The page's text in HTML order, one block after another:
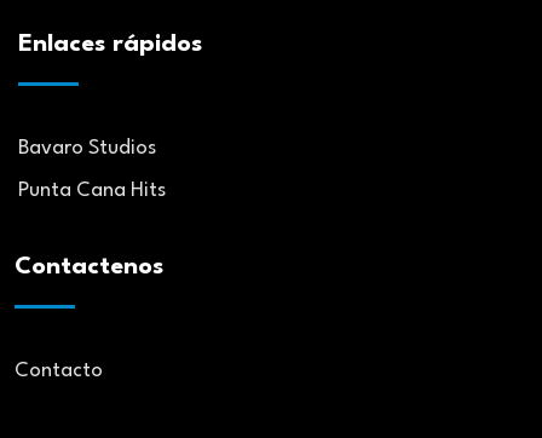
Enlaces rápidos
Bavaro Studios
Punta Cana Hits
Contactenos
Contacto